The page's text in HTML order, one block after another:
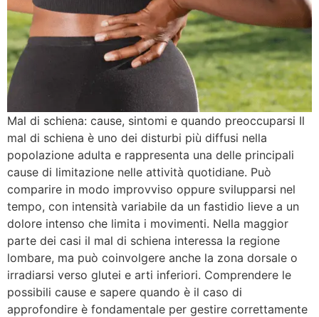
Mal di schiena: cause, sintomi e quando preoccuparsi Il
mal di schiena è uno dei disturbi più diffusi nella
popolazione adulta e rappresenta una delle principali
cause di limitazione nelle attività quotidiane. Può
comparire in modo improvviso oppure svilupparsi nel
tempo, con intensità variabile da un fastidio lieve a un
dolore intenso che limita i movimenti. Nella maggior
parte dei casi il mal di schiena interessa la regione
lombare, ma può coinvolgere anche la zona dorsale o
irradiarsi verso glutei e arti inferiori. Comprendere le
possibili cause e sapere quando è il caso di
approfondire è fondamentale per gestire correttamente